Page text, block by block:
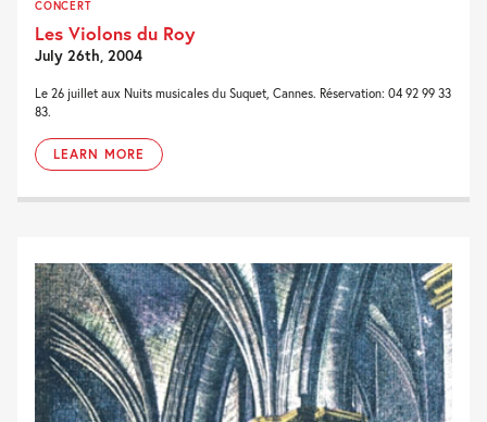
CONCERT
Les Violons du Roy
July 26th, 2004
Le 26 juillet aux Nuits musicales du Suquet, Cannes. Réservation: 04 92 99 33
83.
LEARN MORE